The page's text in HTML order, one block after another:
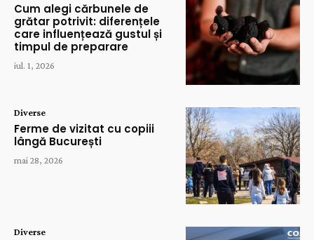
Cum alegi cărbunele de
grătar potrivit: diferențele
care influențează gustul și
timpul de preparare
iul. 1, 2026
Diverse
Ferme de vizitat cu copiii
lângă București
mai 28, 2026
Diverse